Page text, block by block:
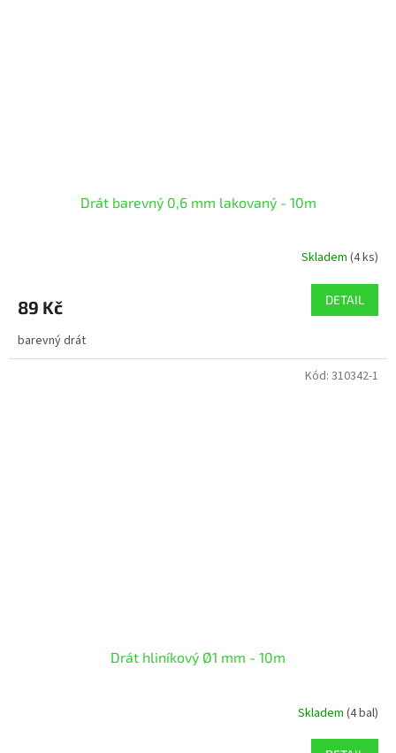
Drát barevný 0,6 mm lakovaný - 10m
Skladem (4 ks)
89 Kč DETAIL
barevný drát
Drát hliníkový Ø1 mm - 10m
Skladem (4 bal)
Kód: 310342-1